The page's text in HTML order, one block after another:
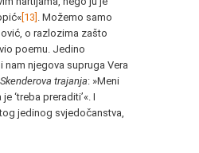
[13] . Možemo samo
o razlozima zašto
poemu. Jedino
nam njegova supruga Vera
Skenderova trajanja: »Meni
‘treba preraditi’«. I
jedinog svjedočanstva,